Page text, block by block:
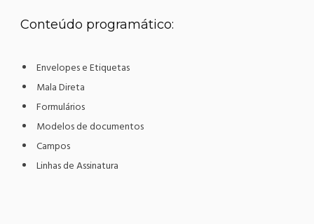
Conteúdo programático:
Envelopes e Etiquetas
Mala Direta
Formulários
Modelos de documentos
Campos
Linhas de Assinatura